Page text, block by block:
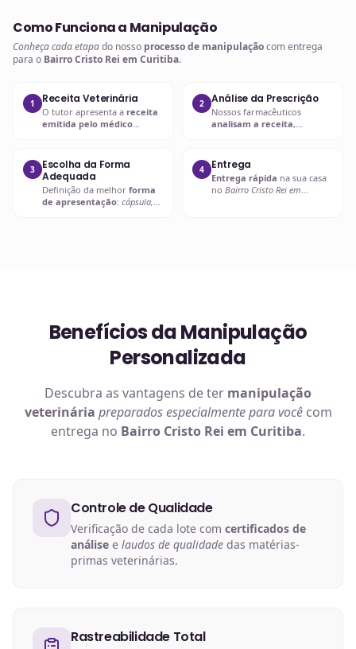
Como Funciona a Manipulação
Conheça cada etapado nosso processo de manipulaçãocom entrega
para o Bairro Cristo Rei em Curitiba.
1 Receita Veterinária
O tutor apresenta a receita
emitida pelo médico
2 Análise da Prescrição
Nossos farmacêuticos
analisam a receita,
compatibilidade
3
Escolha da Forma
Adequada
Definição da melhor forma
de apresentação: cápsula,
4 Entrega
Entrega rápida na sua casa
no Bairro Cristo Rei em
Benefícios da Manipulação
Personalizada
Descubra as vantagens de ter manipulação
veterinária preparados especialmente para vocêcom
entrega no Bairro Cristo Rei em Curitiba.
Controle de Qualidade
Verificação de cada lote com certificados de
análise e laudos de qualidade das matérias-
primas veterinárias.
Rastreabilidade Total